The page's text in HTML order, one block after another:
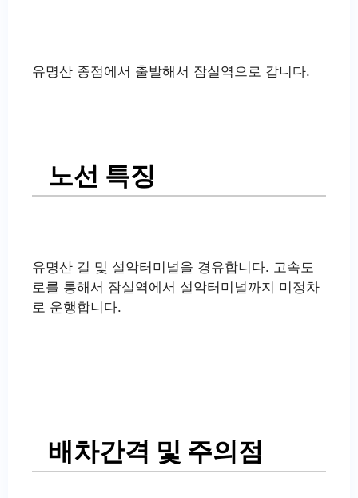
유명산 종점에서 출발해서 잠실역으로 갑니다.
노선 특징
유명산 길 및 설악터미널을 경유합니다. 고속도
로를 통해서 잠실역에서 설악터미널까지 미정차
로 운행합니다.
배차간격 및 주의점